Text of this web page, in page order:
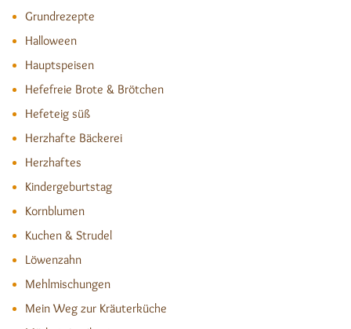
Grundrezepte
Halloween
Hauptspeisen
Hefefreie Brote & Brötchen
Hefeteig süß
Herzhafte Bäckerei
Herzhaftes
Kindergeburtstag
Kornblumen
Kuchen & Strudel
Löwenzahn
Mehlmischungen
Mein Weg zur Kräuterküche